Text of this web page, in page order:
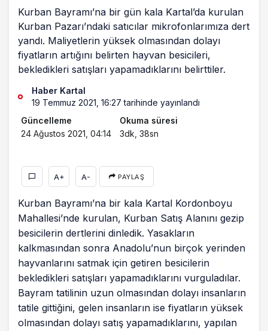
İYİ Parti Kartal Belediye Meclis Üyesi Av.
Yıldırım Ateş; “Partimize vatandaşlarımızın
teveccühü çok fazla”
Kartal Kitap Fuarı’nı ziyaret eden Altınok
Öz: “Türkiye’nin tek sorunu cehalettir”
CHP Kartal “3600 ek gösterge için”
alanlara indi
Kartal Kitap Fuarı’nda Tarihçi-Yazar İlber
Ortaylı’ya yoğun ilgi
Kurban Bayramı’na bir gün kala Kartal’da kurulan
Kurban Pazarı’ndaki satıcılar mikrofonlarımıza dert
yandı. Maliyetlerin yüksek olmasından dolayı
fiyatların artığını belirten hayvan besicileri,
bekledikleri satışları yapamadıklarını belirttiler.
Haber Kartal
19 Temmuz 2021, 16:27 tarihinde yayınlandı
Güncelleme
24 Ağustos 2021, 04:14
Okuma süresi
3dk, 38sn
A+ A- PAYLAŞ
Kurban Bayramı’na bir kala Kartal Kordonboyu
Mahallesi’nde kurulan, Kurban Satış Alanını gezip
besicilerin dertlerini dinledik. Yasakların
kalkmasından sonra Anadolu’nun birçok yerinden
hayvanlarını satmak için getiren besicilerin
bekledikleri satışları yapamadıklarını vurguladılar.
Bayram tatilinin uzun olmasından dolayı insanların
tatile gittiğini, gelen insanların ise fiyatların yüksek
olmasından dolayı satış yapamadıklarını, yapılan